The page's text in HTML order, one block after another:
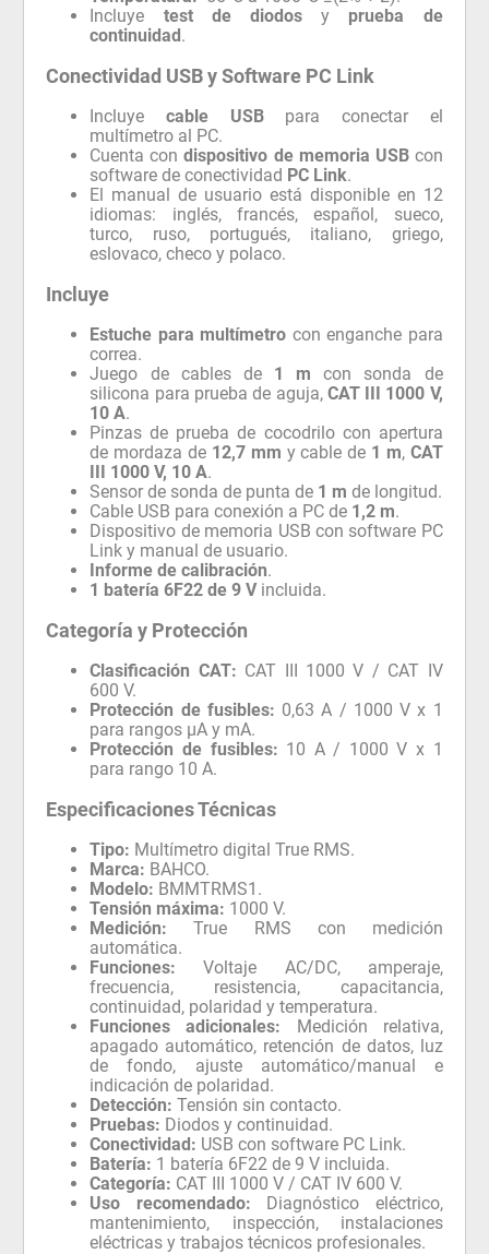
Incluye test de diodos y prueba de
continuidad.
Conectividad USB y Software PC Link
Incluyecable USBpara conectar el
multímetro al PC.
Cuenta condispositivo de memoria USBcon
software de conectividad PC Link.
El manual de usuario está disponible en 12
idiomas: inglés, francés, español, sueco,
turco, ruso, portugués, italiano, griego,
eslovaco, checo y polaco.
Incluye
Estuche para multímetro con enganche para
correa.
Juego de cables de 1 m con sonda de
silicona para prueba de aguja, CAT III 1000 V,
10 A.
Pinzas de prueba de cocodrilo con apertura
de mordaza de 12,7 mm y cable de 1 m, CAT
III 1000 V, 10 A.
Sensor de sonda de punta de 1 m de longitud.
Cable USB para conexión a PC de 1,2 m.
Dispositivo de memoria USB con software PC
Link y manual de usuario.
Informe de calibración.
1 batería 6F22 de 9 Vincluida.
Categoría y Protección
Clasificación CAT: CAT III 1000 V / CAT IV
600 V.
Protección de fusibles: 0,63 A / 1000 V x 1
para rangos µA y mA.
Protección de fusibles: 10 A / 1000 V x 1
para rango 10 A.
Especificaciones Técnicas
Tipo: Multímetro digital True RMS.
Marca: BAHCO.
Modelo: BMMTRMS1.
Tensión máxima: 1000 V.
Medición: True RMS con medición
automática.
Funciones: Voltaje AC/DC, amperaje,
frecuencia, resistencia, capacitancia,
continuidad, polaridad y temperatura.
Funciones adicionales: Medición relativa,
apagado automático, retención de datos, luz
de fondo, ajuste automático/manual e
indicación de polaridad.
Detección: Tensión sin contacto.
Pruebas: Diodos y continuidad.
Conectividad: USB con software PC Link.
Batería: 1 batería 6F22 de 9 V incluida.
Categoría: CAT III 1000 V / CAT IV 600 V.
Uso recomendado: Diagnóstico eléctrico,
mantenimiento, inspección, instalaciones
eléctricas y trabajos técnicos profesionales.